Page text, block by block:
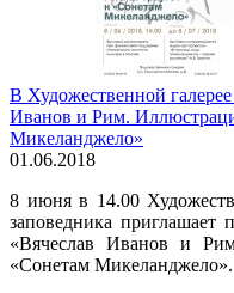
В Художественной
Иванов и Рим.
Микеланджело»
01.06.2018
8 июня в 14.00
заповедника приглашает
«Вячеслав Иванов и
«Сонетам Микеланджело».